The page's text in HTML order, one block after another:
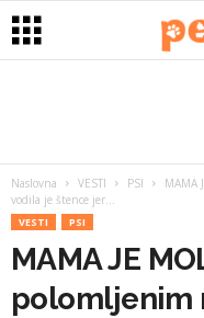
Naslovna VESTI PSI
MAMA
vodila je štence jer...
VESTI PSI
MAMA JE
polomljenim